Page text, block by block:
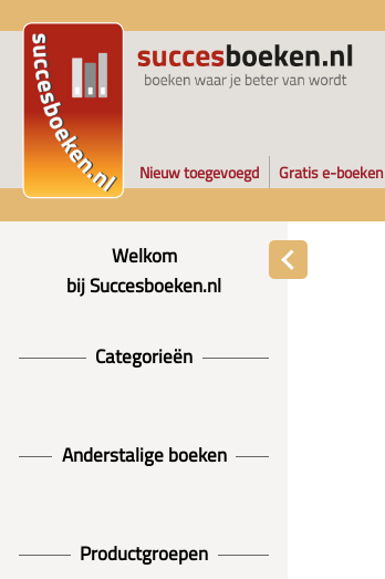
Nieuw toegevoegd Gratis e-boeken
Welkom
bij Succesboeken.nl
Categorieën
Anderstalige boeken
Productgroepen